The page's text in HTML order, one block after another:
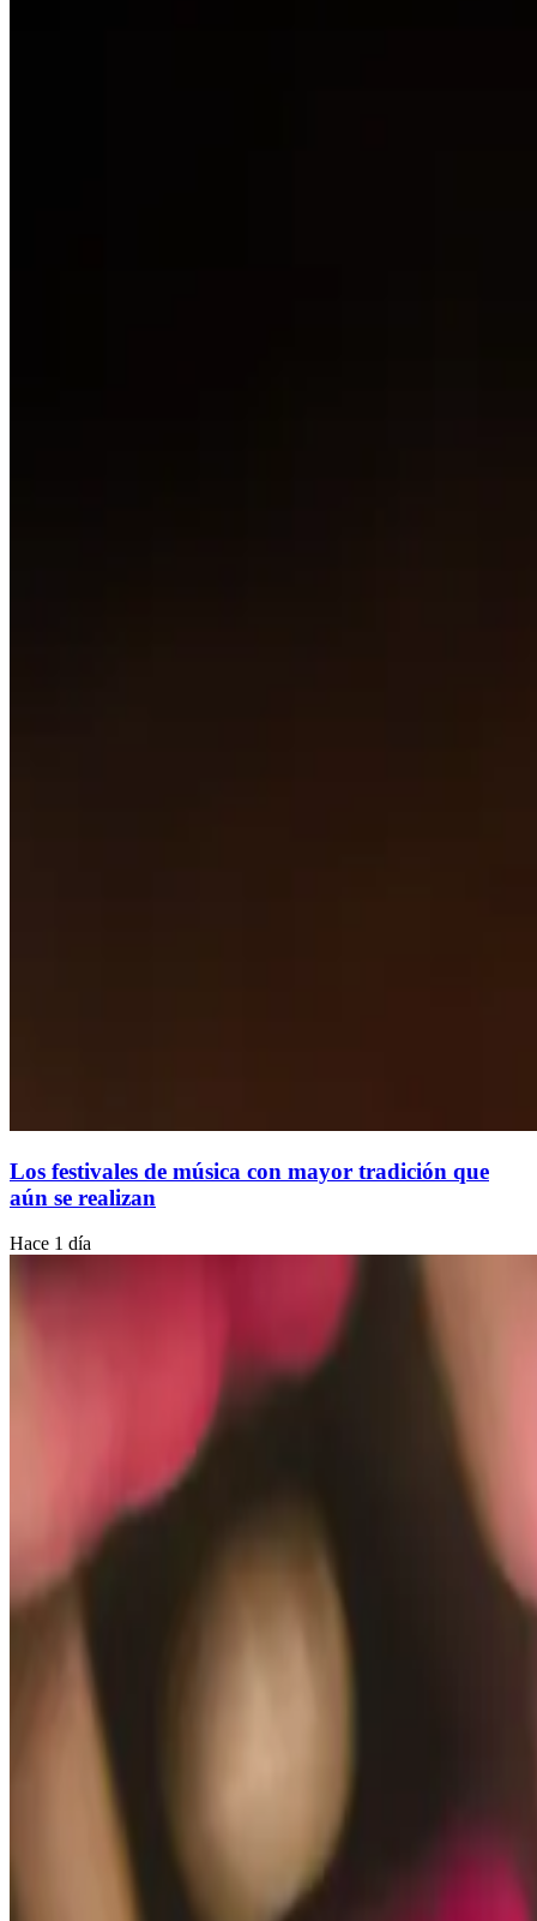
Los festivales de música con mayor tradición que
aún se realizan
Hace 1 día